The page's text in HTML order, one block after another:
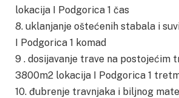
lokacija I Podgorica 1 čas
8. uklanjanje oštećenih stabala i
I Podgorica 1 komad
9 . dosijavanje trave na postojećim
3800m2 lokacija I Podgorica 1
10. đubrenje travnjaka i biljnog